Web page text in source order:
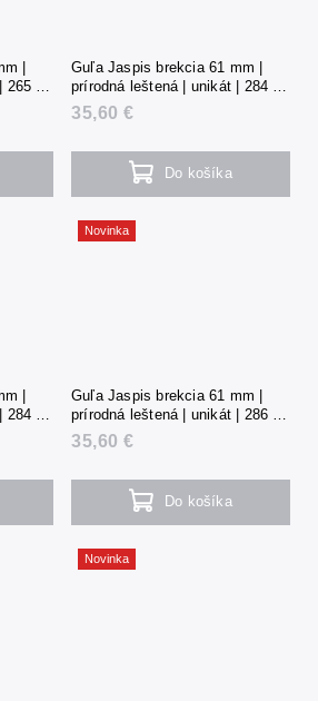
|
265 g |
Guľa Jaspis brekcia 61 mm |
prírodná leštená | unikát | 284 g |
Čína
35,60 €
Do košíka
|
284 g |
Novinka
Guľa Jaspis brekcia 61 mm |
prírodná leštená | unikát | 286 g |
Čína
35,60 €
Do košíka
Novinka